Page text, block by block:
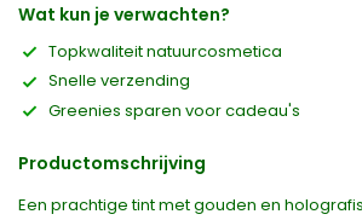
Wat kun je verwachten?
Topkwaliteit natuurcosmetica
Snelle verzending
Greenies sparen voor cadeau's
Productomschrijving
Een prachtige tint met gouden en